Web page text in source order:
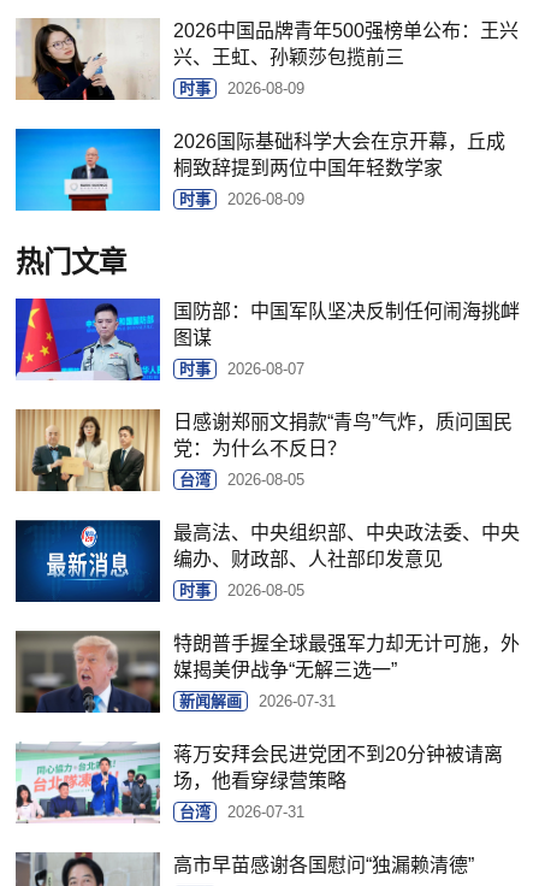
2026中国品牌青年500强榜单公布：王兴
兴、王虹、孙颖莎包揽前三
时事 2026-08-09
2026国际基础科学大会在京开幕，丘成
桐致辞提到两位中国年轻数学家
时事 2026-08-09
热门文章
国防部：中国军队坚决反制任何闹海挑衅
图谋
时事 2026-08-07
日感谢郑丽文捐款“青鸟”气炸，质问国民
党：为什么不反日？
台湾 2026-08-05
最高法、中央组织部、中央政法委、中央
编办、财政部、人社部印发意见
时事 2026-08-05
特朗普手握全球最强军力却无计可施，外
媒揭美伊战争“无解三选一”
新闻解画 2026-07-31
蒋万安拜会民进党团不到20分钟被请离
场，他看穿绿营策略
台湾 2026-07-31
高市早苗感谢各国慰问“独漏赖清德”